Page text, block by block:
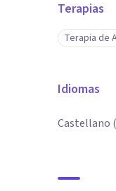
Terapias
Terapia de
Idiomas
Castellano